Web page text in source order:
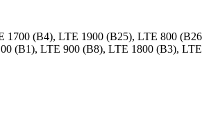
(B4), LTE 1900 (B25), LTE 800
(B1), LTE 900 (B8), LTE 1800 (B3),